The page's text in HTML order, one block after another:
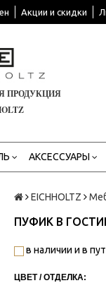
Акции и скидки
ПРОДУКЦИЯ
АКСЕССУАРЫ
EICHHOLTZ
ПУФИК В
в наличии и в
ЦВЕТ / ОТДЕЛКА: